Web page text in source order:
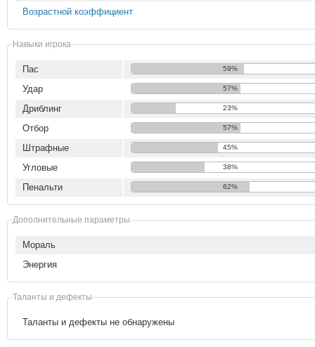
Возрастной коэффициент
Навыки игрока
Пас 59%
Удар 57%
Дриблинг 23%
Отбор 57%
Штрафные 45%
Угловые 38%
Пенальти 62%
Дополнительные параметры
Мораль
Энергия
Таланты и дефекты
Таланты и дефекты не обнаружены